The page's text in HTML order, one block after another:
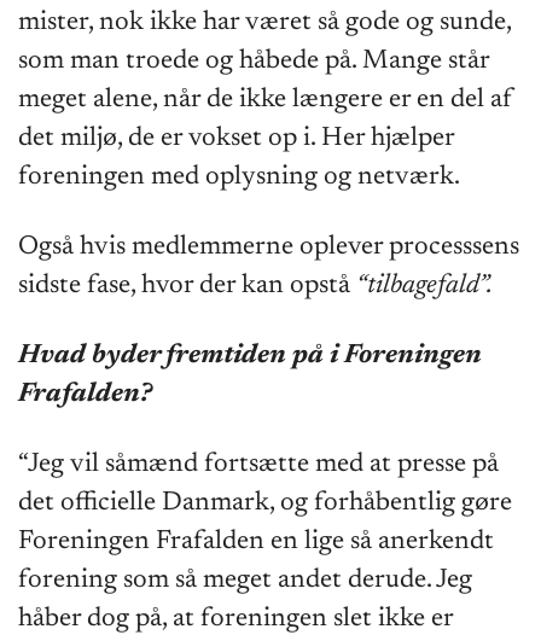
mister, nok ikke har været så gode og sunde,
som man troede og håbede på. Mange står
meget alene, når de ikke længere er en del af
det miljø, de er vokset op i. Her hjælper
foreningen med oplysning og netværk.
Også hvis medlemmerne oplever processsens
sidste fase, hvor der kan opstå “tilbagefald”.
Hvad byder fremtiden på i Foreningen
Frafalden?
“Jeg vil såmænd fortsætte med at presse på
det officielle Danmark, og forhåbentlig gøre
Foreningen Frafalden en lige så anerkendt
forening som så meget andet derude. Jeg
håber dog på, at foreningen slet ikke er